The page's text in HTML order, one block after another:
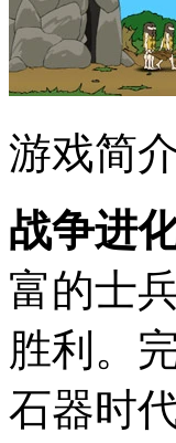
游戏简
战争进
富的士
胜利。
石器时